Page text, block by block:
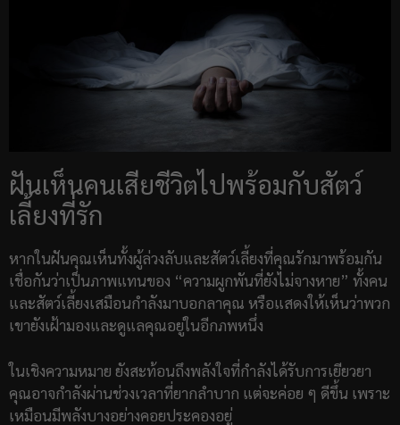
ฝันเห็นคนเสียชีวิตไปพร้อมกับสัตว์
เลี้ยงที่รัก
หากในฝันคุณเห็นทั้งผู้ล่วงลับและสัตว์เลี้ยงที่คุณรักมาพร้อมกัน
เชื่อกันว่าเป็นภาพแทนของ “ความผูกพันที่ยังไม่จางหาย” ทั้งคน
และสัตว์เลี้ยงเสมือนกำลังมาบอกลาคุณ หรือแสดงให้เห็นว่าพวก
เขายังเฝ้ามองและดูแลคุณอยู่ในอีกภพหนึ่ง
ในเชิงความหมาย ยังสะท้อนถึงพลังใจที่กำลังได้รับการเยียวยา
คุณอาจกำลังผ่านช่วงเวลาที่ยากลำบาก แต่จะค่อย ๆ ดีขึ้น เพราะ
เหมือนมีพลังบางอย่างคอยประคองอยู่